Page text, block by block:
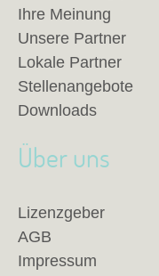
Ihre Meinung
Unsere Partner
Lokale Partner
Stellenangebote
Downloads
Über uns
Lizenzgeber
AGB
Impressum